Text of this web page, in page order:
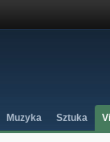
Muzyka Sztuka